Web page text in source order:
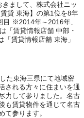
まして、株式会社ニッ
貸 東海】の第1位を8年
目 ※2014年～2016年、
「賃貸情報店舗 中部・
賃貸情報店舗 東海」
た東海三県にて地域密
される方々に住まいを通
力して参りました。名古
も賃貸物件を通じて名古
て参ります。